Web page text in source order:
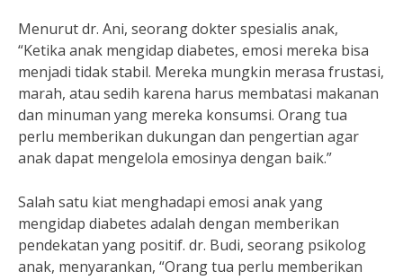
Menurut dr. Ani, seorang dokter spesialis anak,
“Ketika anak mengidap diabetes, emosi mereka bisa
menjadi tidak stabil. Mereka mungkin merasa frustasi,
marah, atau sedih karena harus membatasi makanan
dan minuman yang mereka konsumsi. Orang tua
perlu memberikan dukungan dan pengertian agar
anak dapat mengelola emosinya dengan baik.”
Salah satu kiat menghadapi emosi anak yang
mengidap diabetes adalah dengan memberikan
pendekatan yang positif. dr. Budi, seorang psikolog
anak, menyarankan, “Orang tua perlu memberikan